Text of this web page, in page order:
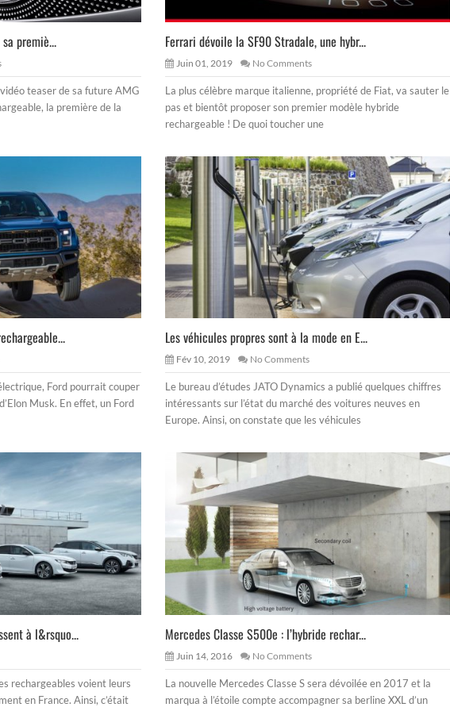
premiè...
teaser de sa future AMG
la première de la
Ferrari dévoile la SF90 Stradale, une hybr...
Juin 01, 2019 No Comments
La plus célèbre marque italienne, propriété de Fiat, va sauter le
pas et bientôt proposer son premier modèle hybride
rechargeable ! De quoi toucher une
Ford pourrait couper
Musk. En effet, un Ford
Les véhicules propres sont à la mode en E...
Fév 10, 2019 No Comments
Le bureau d’études JATO Dynamics a publié quelques chiffres
intéressants sur l’état du marché des voitures neuves en
Europe. Ainsi, on constate que les véhicules
à l&rsquo...
rechargeables voient leurs
en France. Ainsi, c’était
Mercedes Classe S500e : l’hybride rechar...
Juin 14, 2016 No Comments
La nouvelle Mercedes Classe S sera dévoilée en 2017 et la
marqua à l’étoile compte accompagner sa berline XXL d’un